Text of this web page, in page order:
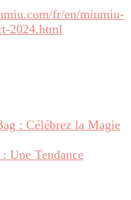
fr/en/miumiu-
2024.html
: Célébrez la Magie
Une Tendance